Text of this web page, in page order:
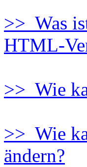
>> Was
HTML-
>> Wie
>> Wie
ändern?